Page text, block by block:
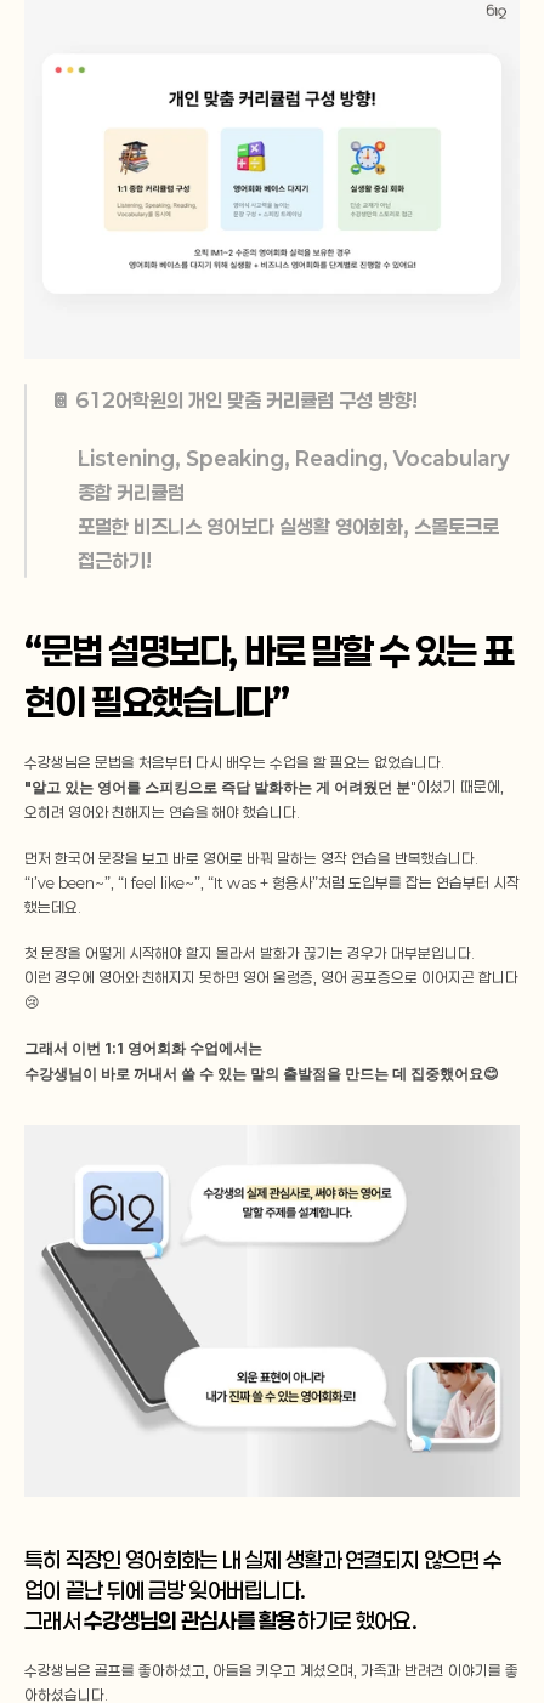
📔 612어학원의 개인 맞춤 커리큘럼 구성 방향!
Listening, Speaking, Reading, Vocabulary
종합 커리큘럼
포멀한 비즈니스 영어보다 실생활 영어회화, 스몰토크로
접근하기!
“문법 설명보다, 바로 말할 수 있는 표
현이 필요했습니다”
수강생님은 문법을 처음부터 다시 배우는 수업을 할 필요는 없었습니다.
"알고 있는 영어를 스피킹으로 즉답 발화하는 게 어려웠던 분"이셨기 때문에,
오히려 영어와 친해지는 연습을 해야 했습니다.
먼저 한국어 문장을 보고 바로 영어로 바꿔 말하는 영작 연습을 반복했습니다.
“I’ve been~”, “I feel like~”, “It was + 형용사”처럼 도입부를 잡는 연습부터 시작
했는데요.
첫 문장을 어떻게 시작해야 할지 몰라서 발화가 끊기는 경우가 대부분입니다.
이런 경우에 영어와 친해지지 못하면 영어 울렁증, 영어 공포증으로 이어지곤 합니다
😢
그래서 이번 1:1 영어회화 수업에서는
수강생님이 바로 꺼내서 쓸 수 있는 말의 출발점을 만드는 데 집중했어요😊
특히 직장인 영어회화는 내 실제 생활과 연결되지 않으면 수
업이 끝난 뒤에 금방 잊어버립니다.
그래서 수강생님의 관심사를 활용하기로 했어요.
수강생님은 골프를 좋아하셨고, 아들을 키우고 계셨으며, 가족과 반려견 이야기를 좋
아하셨습니다.